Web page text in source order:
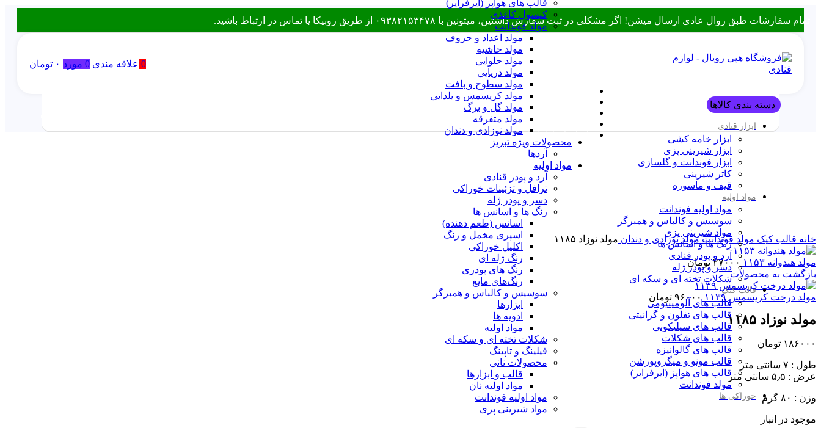
تمام سفارشات طبق روال عادی ارسال میشن! اگر مشکلی در ثبت سفارش داشتین، میتونین با ۰۹۳۸۲۱۵۳۴۷۸ از طریق روبیکا یا تماس در ارتباط باشید.
قالب های هواپز (ایرفرایر)
کپسول کاغذی
مولد فوندانت
مولد اعداد و حروف
مولد حاشیه
مولد حلوایی
مولد دریایی
مولد سطوح و بافت
مولد کریسمس و یلدایی
مولد گل و برگ
مولد متفرقه
مولد نوزادی و دندان
محصولات ویژه تبریز
آردها
مواد اولیه
آرد و پودر قنادی
ترافل و تزئینات خوراکی
دسر و پودر ژله
رنگ ها و اسانس ها
اسانس (طعم دهنده)
اسپری مخمل و رنگ
اکلیل خوراکی
رنگ ژله ای
رنگ های پودری
رنگ‌های مایع
سوسیس و کالباس و همبرگر
ابزارها
ادویه ها
مواد اولیه
شکلات تخته ای و سکه ای
فیلینگ و تاپینگ
محصولات نانی
قالب و ابزارها
مواد اولیه نان
مواد اولیه فوندانت
مواد شیرینی پزی
0 علاقه مندی 0 مورد ۰ تومان
دسته بندی کالاها
ابزار قنادی
ابزار خامه کشی
ابزار شیرینی پزی
ابزار فوندانت و گلسازی
کاتر شیرینی
قیف و ماسوره
مواد اولیه
مواد اولیه فوندانت
سوسیس و کالباس و همبرگر
مواد شیرینی پزی
رنگ ها و اسانس ها
آرد و پودر قنادی
دسر و پودر ژله
شکلات تخته ای و سکه ای
قالب کیک
قالب های آلومینیومی
قالب های تفلون و گرانیتی
قالب های سیلیکونی
قالب های شکلات
قالب های گالوانیزه
قالب مونو و میگروپورشن
قالب های هواپز (ایرفرایر)
مولد فوندانت
خوراکی ها
راه‌های ارتباط با ما
برای بزرگنمایی کلیک کنید
خانه قالب کیک مولد فوندانتمولد نوزادی و دندان مولد نوزاد ۱۱۸۵
مولد هندوانه ۱۱۵۳ ۲۷۰۰۰ تومان
بازگشت به محصولات
مولد درخت کریسمس ۱۱۳۹ ۹۶۰۰۰ تومان
مولد نوزاد ۱۱۸۵
۱۸۶۰۰۰ تومان
طول : ۷ سانتی متر
عرض : ۵٫۵ سانتی متر
وزن : ۸۰ گرم
موجود در انبار